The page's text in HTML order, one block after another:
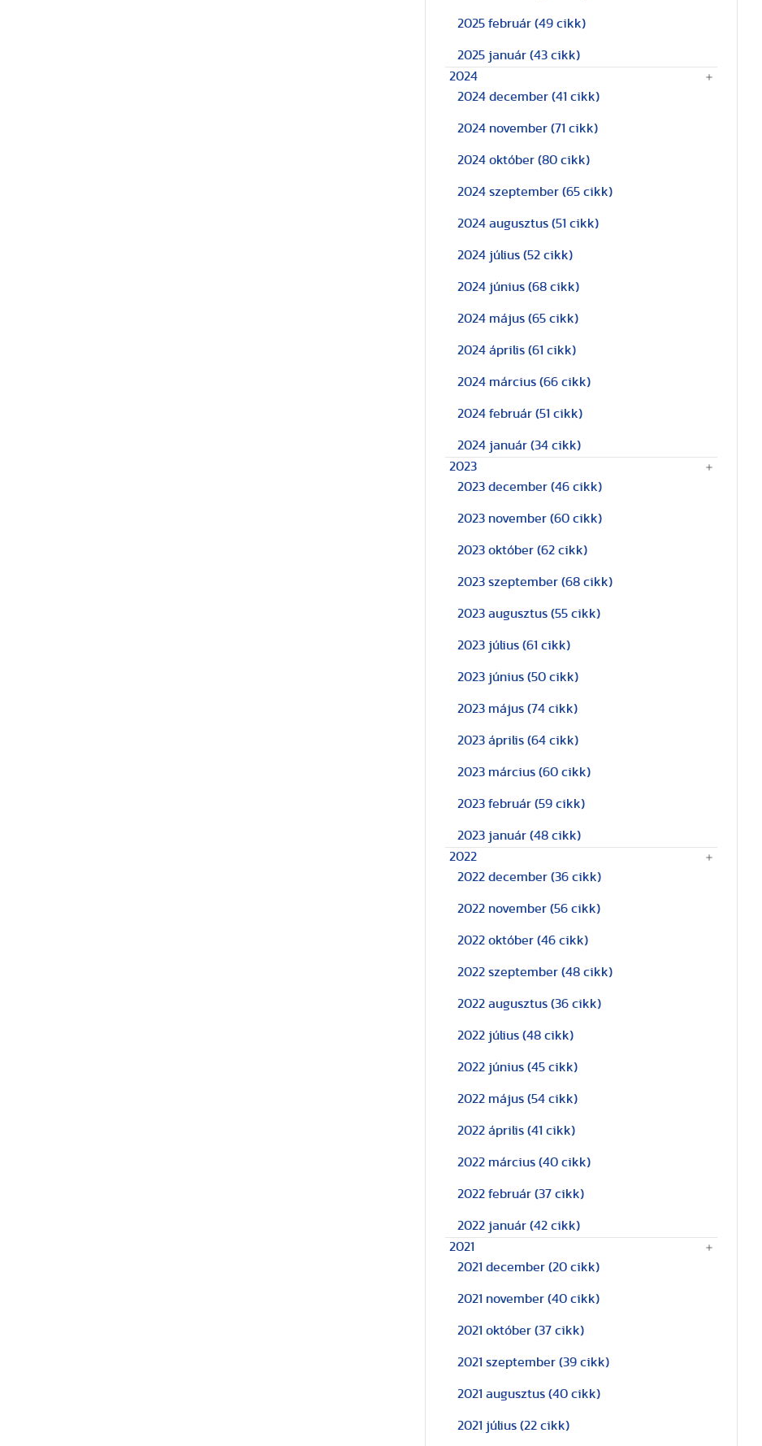
2025 február (49 cikk)
2025 január (43 cikk)
2024
2024 december (41 cikk)
2024 november (71 cikk)
2024 október (80 cikk)
2024 szeptember (65 cikk)
2024 augusztus (51 cikk)
2024 július (52 cikk)
2024 június (68 cikk)
2024 május (65 cikk)
2024 április (61 cikk)
2024 március (66 cikk)
2024 február (51 cikk)
2024 január (34 cikk)
2023
2023 december (46 cikk)
2023 november (60 cikk)
2023 október (62 cikk)
2023 szeptember (68 cikk)
2023 augusztus (55 cikk)
2023 július (61 cikk)
2023 június (50 cikk)
2023 május (74 cikk)
2023 április (64 cikk)
2023 március (60 cikk)
2023 február (59 cikk)
2023 január (48 cikk)
2022
2022 december (36 cikk)
2022 november (56 cikk)
2022 október (46 cikk)
2022 szeptember (48 cikk)
2022 augusztus (36 cikk)
2022 július (48 cikk)
2022 június (45 cikk)
2022 május (54 cikk)
2022 április (41 cikk)
2022 március (40 cikk)
2022 február (37 cikk)
2022 január (42 cikk)
2021
2021 december (20 cikk)
2021 november (40 cikk)
2021 október (37 cikk)
2021 szeptember (39 cikk)
2021 augusztus (40 cikk)
2021 július (22 cikk)